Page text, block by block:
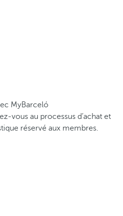
MyBarceló
vous au processus d’achat et
réservé aux membres.